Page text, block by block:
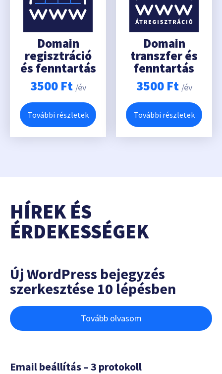
Domain
regisztráció
és fenntartás
3500 Ft /év
További részletek
Domain
transzfer és
fenntartás
3500 Ft /év
További részletek
HÍREK ÉS
ÉRDEKESSÉGEK
Új WordPress bejegyzés
szerkesztése 10 lépésben
Tovább olvasom
Email beállítás – 3 protokoll